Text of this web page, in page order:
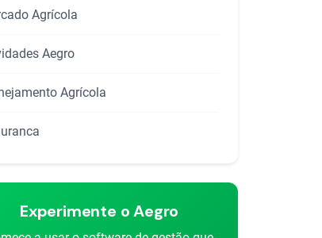
Agrícola
Aegro
Agrícola
Experimente o Aegro